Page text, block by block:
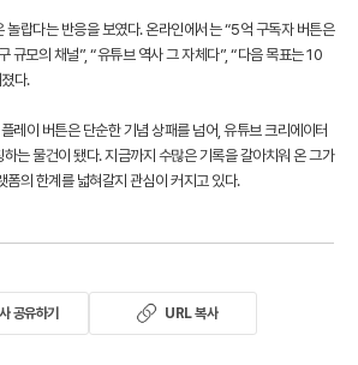
놀랍다는 반응을 보였다. 온라인에서는 “5억 구독자 버튼은
규모의 채널”, “유튜브 역사 그 자체다”, “다음 목표는 10
다.
레이 버튼은 단순한 기념 상패를 넘어, 유튜브 크리에이터
는 물건이 됐다. 지금까지 수많은 기록을 갈아치워 온 그가
폼의 한계를 넓혀갈지 관심이 커지고 있다.
공유하기 URL 복사